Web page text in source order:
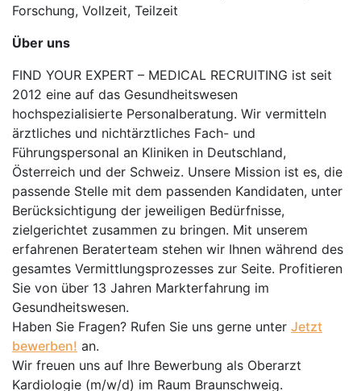
Forschung, Vollzeit, Teilzeit
Über uns
FIND YOUR EXPERT – MEDICAL RECRUITING ist seit
2012 eine auf das Gesundheitswesen
hochspezialisierte Personalberatung. Wir vermitteln
ärztliches und nichtärztliches Fach- und
Führungspersonal an Kliniken in Deutschland,
Österreich und der Schweiz. Unsere Mission ist es, die
passende Stelle mit dem passenden Kandidaten, unter
Berücksichtigung der jeweiligen Bedürfnisse,
zielgerichtet zusammen zu bringen. Mit unserem
erfahrenen Beraterteam stehen wir Ihnen während des
gesamtes Vermittlungsprozesses zur Seite. Profitieren
Sie von über 13 Jahren Markterfahrung im
Gesundheitswesen.
Haben Sie Fragen? Rufen Sie uns gerne unter Jetzt
bewerben! an.
Wir freuen uns auf Ihre Bewerbung als Oberarzt
Kardiologie (m/w/d) im Raum Braunschweig.